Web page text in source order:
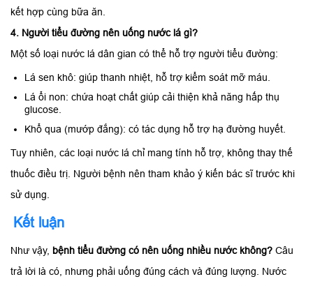
kết hợp cùng bữa ăn.
4. Người tiểu đường nên uống nước lá gì?
Một số loại nước lá dân gian có thể hỗ trợ người tiểu đường:
Lá sen khô: giúp thanh nhiệt, hỗ trợ kiểm soát mỡ máu.
Lá ổi non: chứa hoạt chất giúp cải thiện khả năng hấp thụ
glucose.
Khổ qua (mướp đắng): có tác dụng hỗ trợ hạ đường huyết.
Tuy nhiên, các loại nước lá chỉ mang tính hỗ trợ, không thay thế
thuốc điều trị. Người bệnh nên tham khảo ý kiến bác sĩ trước khi
sử dụng.
Kết luận
Như vậy, bệnh tiểu đường có nên uống nhiều nước không? Câu
trả lời là có, nhưng phải uống đúng cách và đúng lượng. Nước